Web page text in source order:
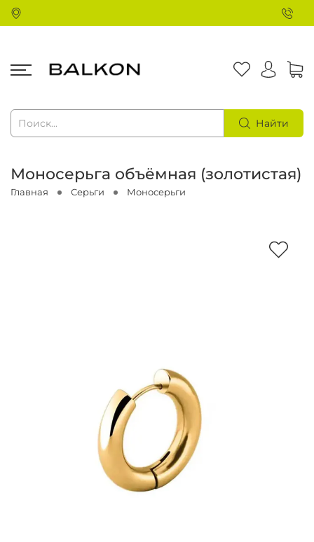
Найти
Моносерьга объёмная (золотистая)
Главная Серьги Моносерьги